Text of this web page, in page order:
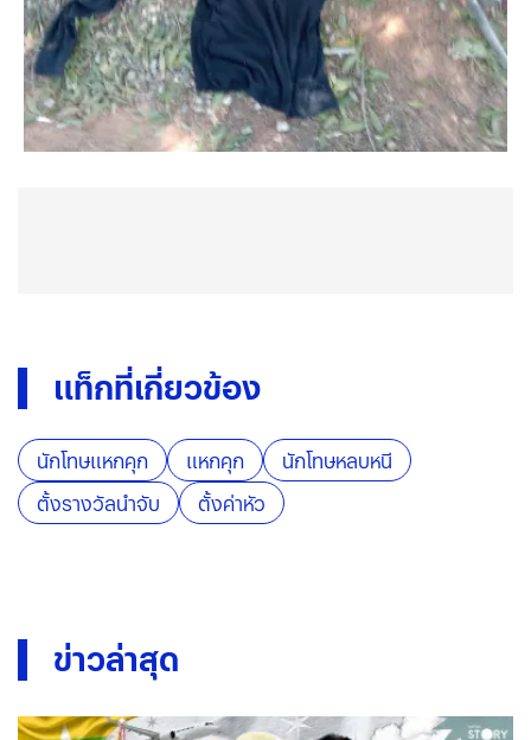
แท็กที่เกี่ยวข้อง
นักโทษแหกคุก แหกคุก
นักโทษหลบหนี
ตั้งรางวัลนำจับ
ตั้งค่าหัว
ข่าวล่าสุด